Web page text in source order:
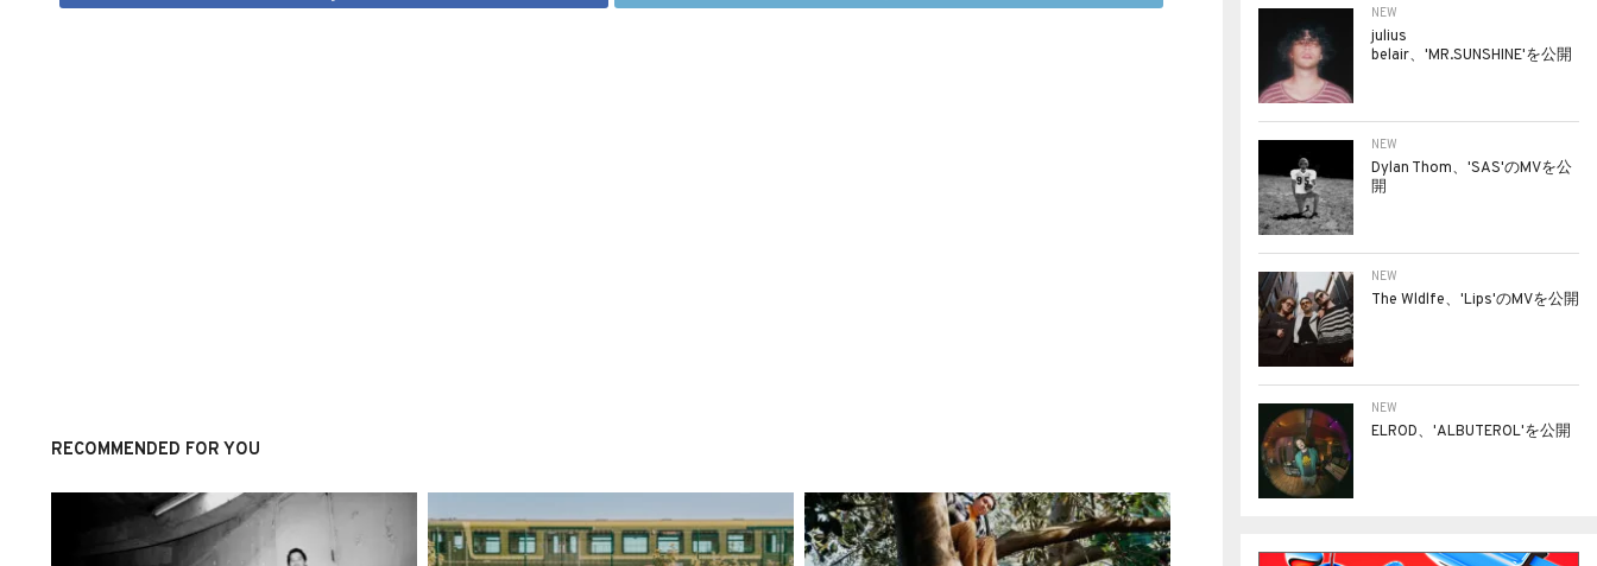
RECOMMENDED FOR YOU
NEW
julius
belair、'MR.SUNSHINE'を公開
NEW
Dylan Thom、'SAS'のMVを公
開
NEW
The Wldlfe、'Lips'のMVを公開
NEW
ELROD、'ALBUTEROL'を公開